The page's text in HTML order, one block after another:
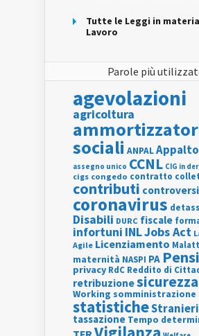
Tutte le Leggi in
Lavoro
Parole più
agevolazioni
agricoltura
sociali ANPALAppalto
assegno unico CCNL CIG in
cigs congedo contratto
contributi
coronavirus
Disabili DURC fiscale
infortuni INLJobs Act
Agile Licenziamento
maternità NASPI PA
privacy RdC Reddito di
retribuzionesicurezza
Working somministrazione
statisticheStranieri
tassazione Tempo